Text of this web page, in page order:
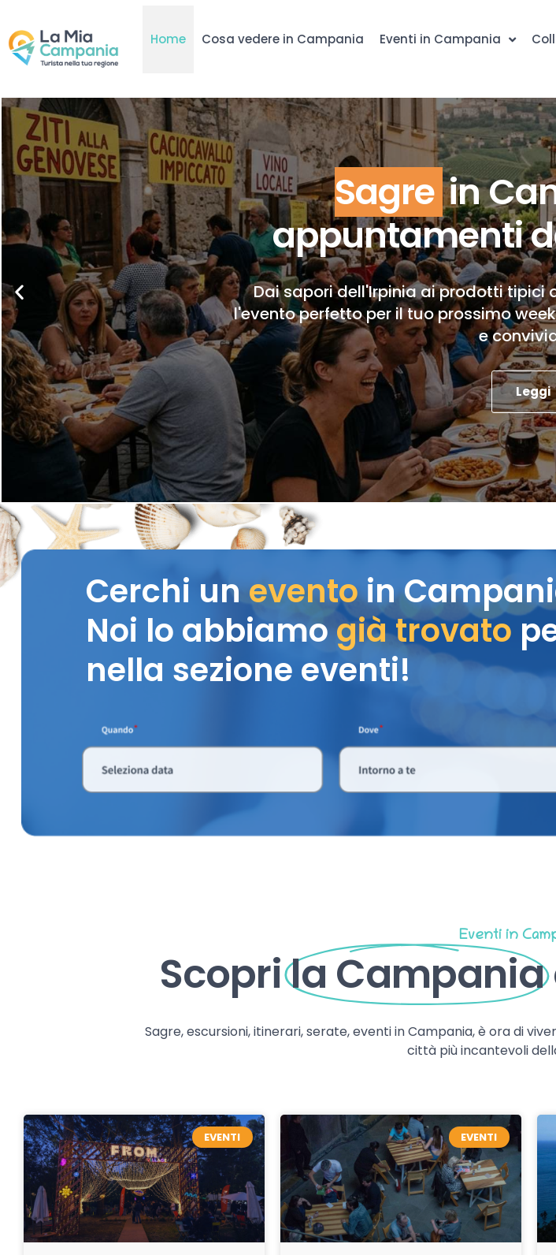
Home Cosa vedere in Campania Eventi in Campania
Sagre in
appuntamenti
Dai sapori dell'Irpinia ai prodotti tipici
l'evento perfetto per il tuo prossimo
e
Leggi
Cerchi uneventoin
Noi lo abbiamogià trovato
nella sezione eventi!
Eventi in
Scoprila Campania
Sagre, escursioni, itinerari, serate, eventi in Campania, è ora di
città più incantevoli
EVENTI EVENTI